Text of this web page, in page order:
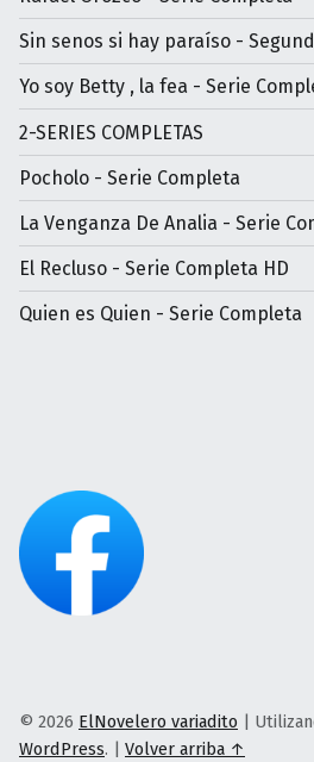
Sin senos si hay paraíso -
Yo soy Betty , la fea - Serie
2-SERIES COMPLETAS
Pocholo - Serie Completa
La Venganza De Analia - Serie
El Recluso - Serie Completa HD
Quien es Quien - Serie Completa
© 2026 ElNovelero variadito |
WordPress. | Volver arriba ↑